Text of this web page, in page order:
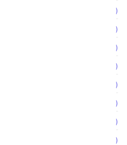
(2)
(2)
(1)
(1)
(2)
(3)
(1)
(1)